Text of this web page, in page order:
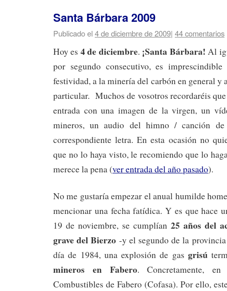
Santa Bárbara 2009
Publicado el4 de diciembre de 2009| 44 comentarios
Hoy es 4 de diciembre. ¡Santa Bárbara! Al
por segundo consecutivo, es
festividad, a la minería del carbón en general y
particular. Muchos de vosotros recordaréis
entrada con una imagen de la virgen, un
mineros, un audio del himno / canción
correspondiente letra. En esta ocasión no
que no lo haya visto, le recomiendo que lo
merece la pena (ver entrada del año pasado).
No me gustaría empezar el anual humilde
mencionar una fecha fatídica. Y es que hace
19 de noviembre, se cumplían 25 años del
grave del Bierzo -y el segundo de la
día de 1984, una explosión de gas grisú
mineros en Fabero. Concretamente,
Combustibles de Fabero (Cofasa). Por ello,